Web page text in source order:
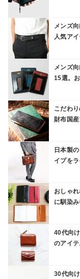
メンズ
人気ア
メンズ
15選。
こだわ
財布国
日本製
イプを
おしゃ
に馴染
40代向
のアイ
30代向